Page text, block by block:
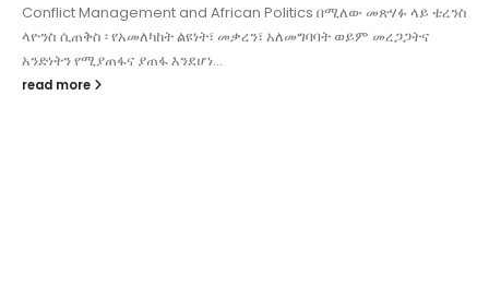
Conflict Management and African Politics በሚለው መጽሃፉ ላይ ቴረንስ
ላዮንስ ሲጠቅስ ፡ የአመለካከት ልዩነት፣ መቃረን፣ አለመግባባት ወይም መረጋጋትና
አንድነትን የሚያጠፋና ያጠፋ እንደሆነ...
read more